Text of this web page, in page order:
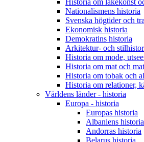
Nationalismens historia
Svenska högtider och
Ekonomisk historia
Demokratins historia
Arkitektur- och
Historia om mode,
Historia om mat och
Historia om tobak och
Historia om relationer,
Världens länder - historia
Europa - historia
Europas historia
Albaniens historia
Andorras historia
Belarus historia